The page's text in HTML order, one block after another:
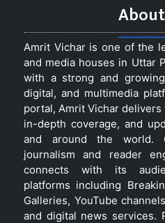
Amrit Vichar is one of the
and media houses in Uttar
with a strong and
digital, and multimedia
portal, Amrit Vichar
in-depth coverage, and
and around the world.
journalism and reader
connects with its
platforms including
Galleries, YouTube
and digital news services.